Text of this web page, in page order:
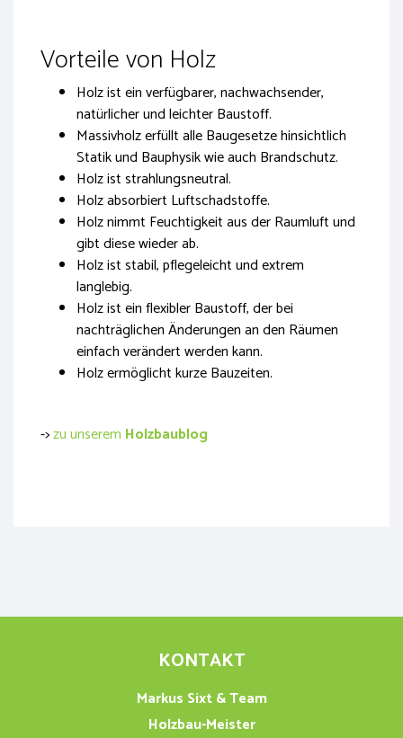
Vorteile von Holz
Holz ist ein verfügbarer, nachwachsender,
natürlicher und leichter Baustoff.
Massivholz erfüllt alle Baugesetze hinsichtlich
Statik und Bauphysik wie auch Brandschutz.
Holz ist strahlungsneutral.
Holz absorbiert Luftschadstoffe.
Holz nimmt Feuchtigkeit aus der Raumluft und
gibt diese wieder ab.
Holz ist stabil, pflegeleicht und extrem
langlebig.
Holz ist ein flexibler Baustoff, der bei
nachträglichen Änderungen an den Räumen
einfach verändert werden kann.
Holz ermöglicht kurze Bauzeiten.
->zu unserem Holzbaublog
KONTAKT
Markus Sixt & Team
Holzbau-Meister